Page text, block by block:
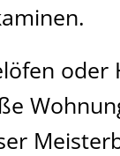
oder